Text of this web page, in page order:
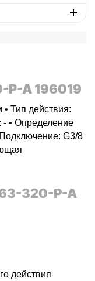
P-A 196019
Тип действия:
- • Определение
G3/8
320-P-A
действия